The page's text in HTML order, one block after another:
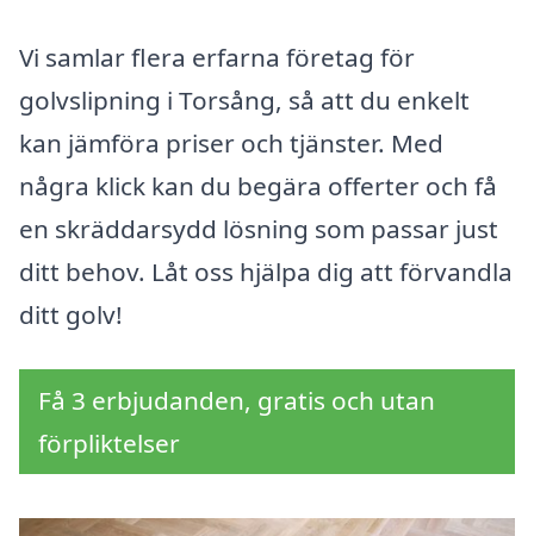
Vi samlar flera erfarna företag för
golvslipning i Torsång, så att du enkelt
kan jämföra priser och tjänster. Med
några klick kan du begära offerter och få
en skräddarsydd lösning som passar just
ditt behov. Låt oss hjälpa dig att förvandla
ditt golv!
Få 3 erbjudanden, gratis och utan
förpliktelser